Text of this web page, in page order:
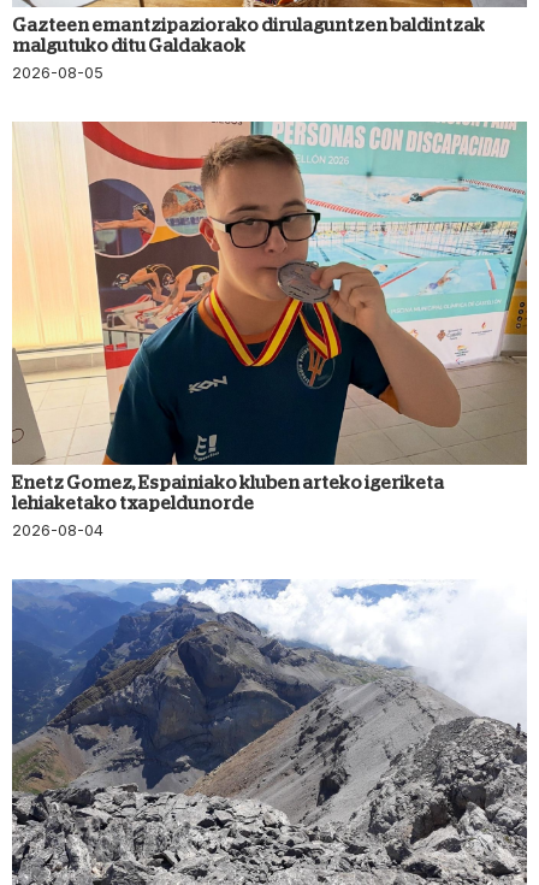
Gazteen emantzipaziorako dirulaguntzen baldintzak
malgutuko ditu Galdakaok
2026-08-05
Enetz Gomez, Espainiako kluben arteko igeriketa
lehiaketako txapeldunorde
2026-08-04